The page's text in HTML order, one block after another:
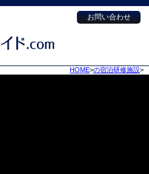
お問い合わせ
HOME>の宿泊研修施設>